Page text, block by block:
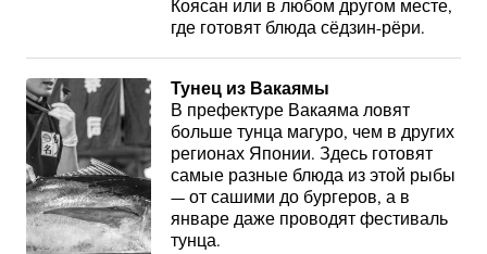
Коясан или в любом другом месте,
где готовят блюда сёдзин-рёри.
Тунец из Вакаямы
В префектуре Вакаяма ловят
больше тунца магуро, чем в других
регионах Японии. Здесь готовят
самые разные блюда из этой рыбы
— от сашими до бургеров, а в
январе даже проводят фестиваль
тунца.